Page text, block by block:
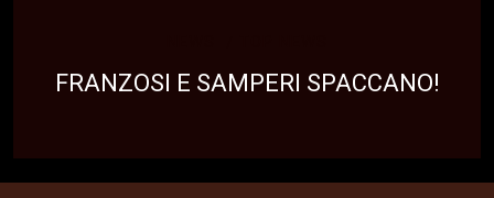
FRANZOSI E SAMPERI SPACCANO!